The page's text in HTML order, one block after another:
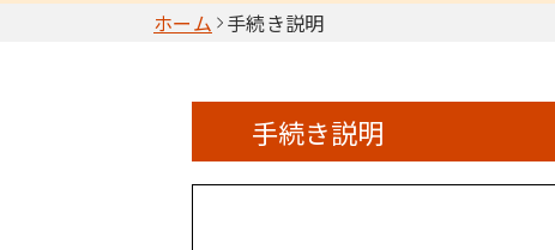
ホーム 手続き説明
手続き説明